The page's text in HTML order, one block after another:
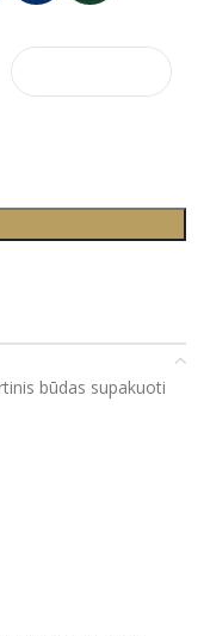
būdas supakuoti